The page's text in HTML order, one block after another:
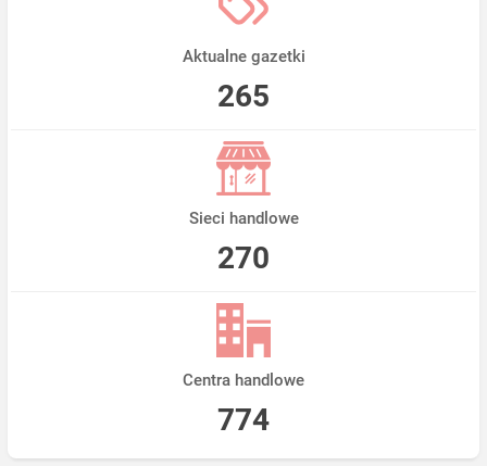
Aktualne gazetki
265
Sieci handlowe
270
Centra handlowe
774